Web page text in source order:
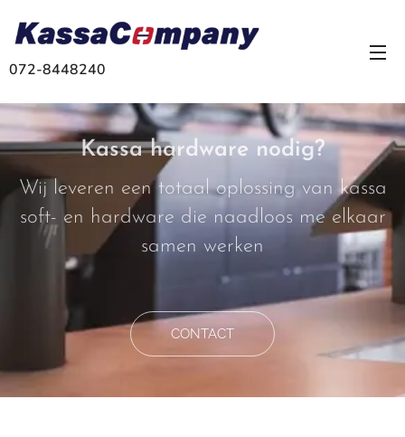
072-8448240
Kassa hardware nodig?
Wij leveren een totaal oplossing van kassa
soft- en hardware die naadloos me elkaar
samen werken
CONTACT